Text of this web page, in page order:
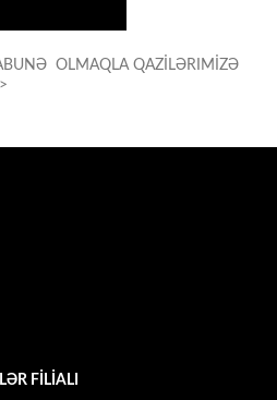
OLMAQLA QAZİLƏRIMİZƏ
FİLİALI